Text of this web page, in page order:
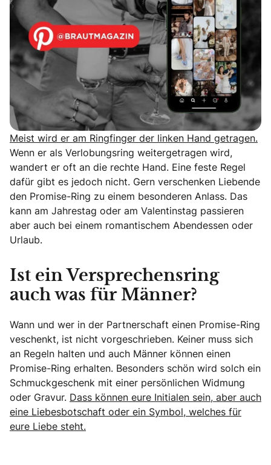
Meist wird er am Ringfinger der linken Hand getragen.
Wenn er als Verlobungsring weitergetragen wird,
wandert er oft an die rechte Hand. Eine feste Regel
dafür gibt es jedoch nicht. Gern verschenken Liebende
den Promise-Ring zu einem besonderen Anlass. Das
kann am Jahrestag oder am Valentinstag passieren
aber auch bei einem romantischem Abendessen oder
Urlaub.
Ist ein Versprechensring
auch was für Männer?
Wann und wer in der Partnerschaft einen Promise-Ring
veschenkt, ist nicht vorgeschrieben. Keiner muss sich
an Regeln halten und auch Männer können einen
Promise-Ring erhalten. Besonders schön wird solch ein
Schmuckgeschenk mit einer persönlichen Widmung
oder Gravur. Dass können eure Initialen sein, aber auch
eine Liebesbotschaft oder ein Symbol, welches für
eure Liebe steht.